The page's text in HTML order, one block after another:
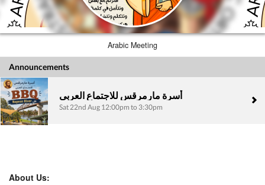
Arabic Meeting
Announcements
أسرة مارمرقس للاجتماع العربي
Sat 22nd Aug 12:00pm to 3:30pm
About Us: